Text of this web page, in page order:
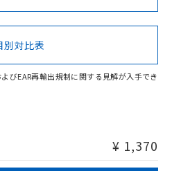
Cd Cr(VI)
可能性があります。
品の規格認証/適合状況ページへ
らのページからご検索ください
別対比表
びEAR再輸出規制に関する見解が入手でき
¥ 1,370